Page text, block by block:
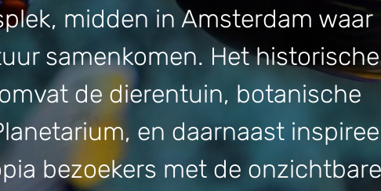
midden in Amsterdam waar
samenkomen. Het historische
de dierentuin, botanische
en daarnaast
bezoekers met de onzichtbare